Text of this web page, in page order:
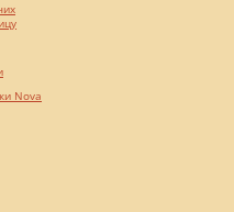
Nova